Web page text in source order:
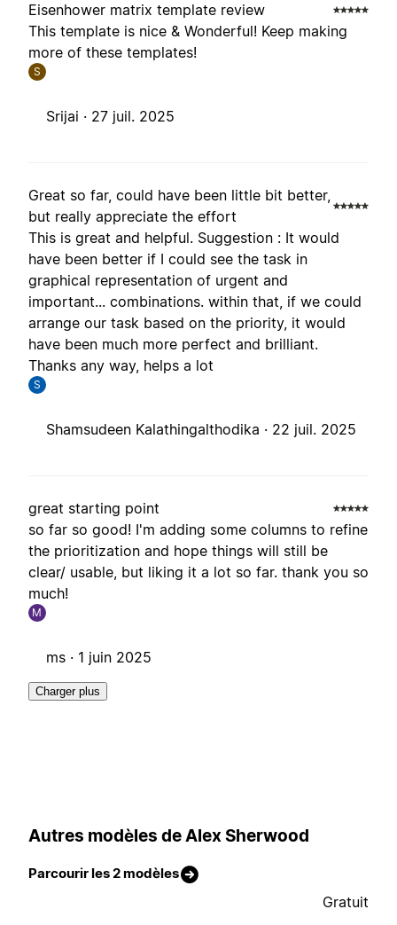
Eisenhower matrix template review
This template is nice & Wonderful! Keep making
more of these templates!
S
Srijai · 27 juil. 2025
Great so far, could have been little bit better,
but really appreciate the effort
This is great and helpful. Suggestion : It would
have been better if I could see the task in
graphical representation of urgent and
important... combinations. within that, if we could
arrange our task based on the priority, it would
have been much more perfect and brilliant.
Thanks any way, helps a lot
S
Shamsudeen Kalathingalthodika · 22 juil. 2025
great starting point
so far so good! I'm adding some columns to refine
the prioritization and hope things will still be
clear/ usable, but liking it a lot so far. thank you so
much!
M
ms · 1 juin 2025
Charger plus
Autres modèles de Alex Sherwood
Parcourir les 2 modèles
Gratuit